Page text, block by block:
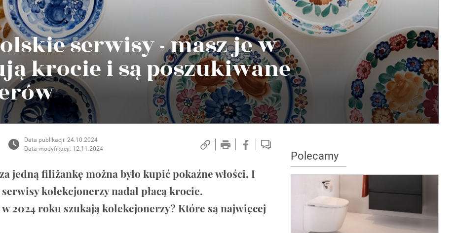
serwisy - masz je w
krocie i są poszukiwane
Data publikacji: 24.10.2024
Data modyfikacji: 12.11.2024
jedną filiżankę można było kupić pokaźne włości. I
kolekcjonerzy nadal płacą krocie.
2024 roku szukają kolekcjonerzy? Które są najwięcej
Polecamy